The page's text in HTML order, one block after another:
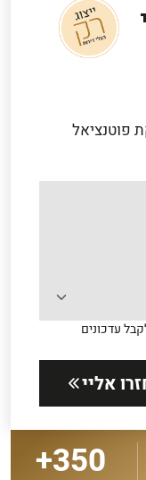
פוטנציאל
עדכונים
אליי
350+